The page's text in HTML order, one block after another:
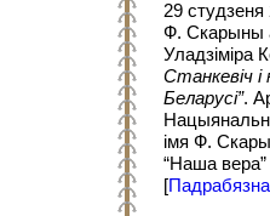
29 студзеня
Ф. Скарыны
Уладзіміра
Станкевіч і
Беларусі”.
імя Ф.
“Наша вера”
[Падрабязна